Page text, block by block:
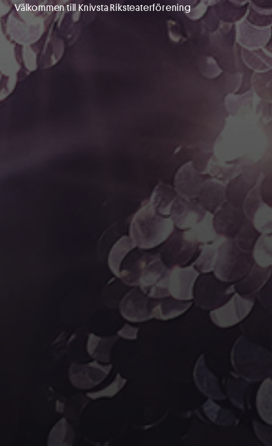
Välkommen till Knivsta Riksteaterförening